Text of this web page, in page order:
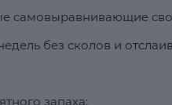
самовыравнивающие
без сколов и
запаха;